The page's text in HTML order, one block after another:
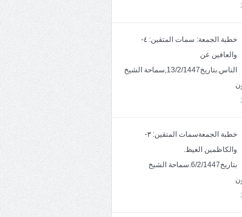
خطبة الجمعة: سمات المتقين: ٤-
والعافين عن
الناس.بتاريخ13/2/1447,سماحة الشيخ
خطبة الجمعةسمات المتقين: ٣-
والكاظمين الغيظ.
بتاريخ6/2/1447.سماحة الشيخ